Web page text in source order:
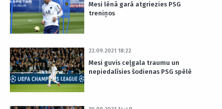
Mesi lēnā garā atgriezies PSG
treniņos
22.09.2021 18:22
Mesi guvis ceļgala traumu un
nepiedalīsies šodienas PSG spēlē